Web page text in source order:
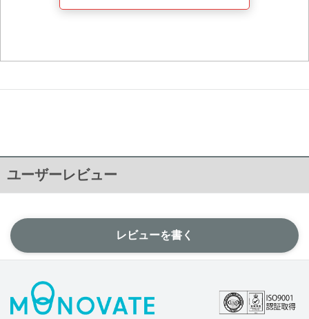
ユーザーレビュー
レビューを書く